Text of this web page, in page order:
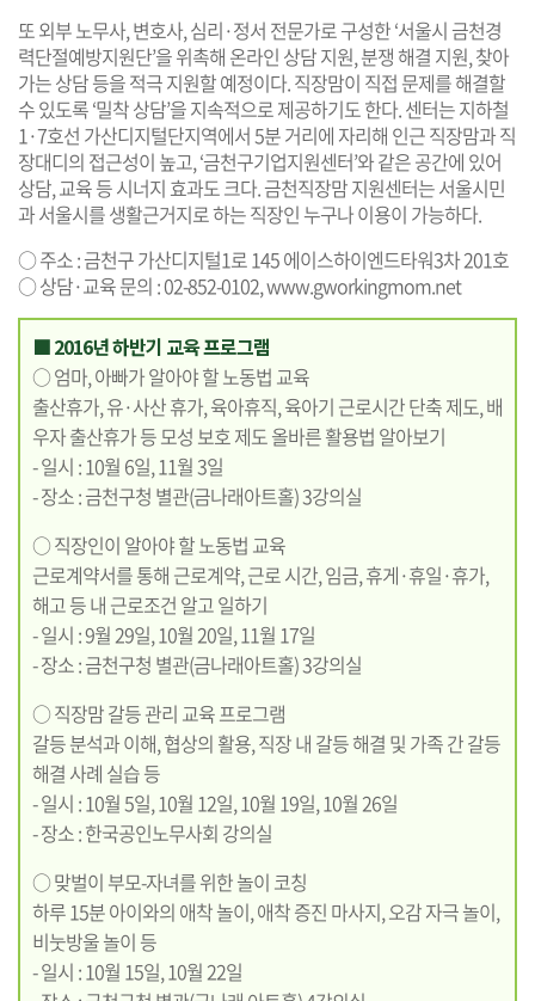
또 외부 노무사, 변호사, 심리·정서 전문가로 구성한 ‘서울시 금천경
력단절예방지원단’을 위촉해 온라인 상담 지원, 분쟁 해결 지원, 찾아
가는 상담 등을 적극 지원할 예정이다. 직장맘이 직접 문제를 해결할
수 있도록 ‘밀착 상담’을 지속적으로 제공하기도 한다. 센터는 지하철
1·7호선 가산디지털단지역에서 5분 거리에 자리해 인근 직장맘과 직
장대디의 접근성이 높고, ‘금천구기업지원센터’와 같은 공간에 있어
상담, 교육 등 시너지 효과도 크다. 금천직장맘 지원센터는 서울시민
과 서울시를 생활근거지로 하는 직장인 누구나 이용이 가능하다.
○ 주소 : 금천구 가산디지털1로 145 에이스하이엔드타워3차 201호
○ 상담·교육 문의 : 02-852-0102,www.gworkingmom.net
■ 2016년 하반기 교육 프로그램
○ 엄마, 아빠가 알아야 할 노동법 교육
출산휴가, 유·사산 휴가, 육아휴직, 육아기 근로시간 단축 제도, 배
우자 출산휴가 등 모성 보호 제도 올바른 활용법 알아보기
- 일시 : 10월 6일, 11월 3일
- 장소 : 금천구청 별관(금나래아트홀) 3강의실
○ 직장인이 알아야 할 노동법 교육
근로계약서를 통해 근로계약, 근로 시간, 임금, 휴게·휴일·휴가,
해고 등 내 근로조건 알고 일하기
- 일시 : 9월 29일, 10월 20일, 11월 17일
- 장소 : 금천구청 별관(금나래아트홀) 3강의실
○ 직장맘 갈등 관리 교육 프로그램
갈등 분석과 이해, 협상의 활용, 직장 내 갈등 해결 및 가족 간 갈등
해결 사례 실습 등
- 일시 : 10월 5일, 10월 12일, 10월 19일, 10월 26일
- 장소 : 한국공인노무사회 강의실
○ 맞벌이 부모-자녀를 위한 놀이 코칭
하루 15분 아이와의 애착 놀이, 애착 증진 마사지, 오감 자극 놀이,
비눗방울 놀이 등
- 일시 : 10월 15일, 10월 22일